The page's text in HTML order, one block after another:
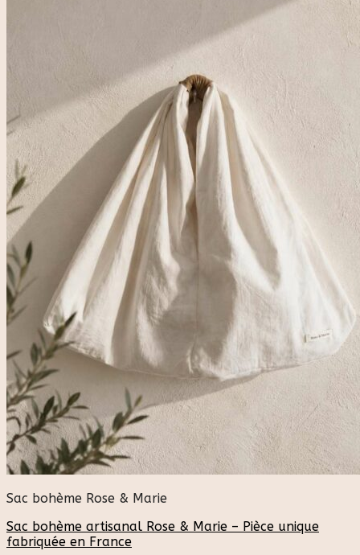
Sac bohème Rose & Marie
Sac bohème artisanal Rose & Marie – Pièce unique
fabriquée en France